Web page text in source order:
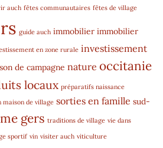
auch fêtes communautaires fêtes de village
guide auch immobilier immobilier
en zone rurale investissement
de campagne nature occitanie
locaux préparatifs naissance
maison de village sorties en famille sud-
gers traditions de village vie dans
sportif vin visiter auch viticulture